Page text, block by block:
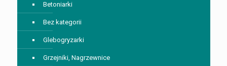
Betoniarki
Bez kategorii
Glebogryzarki
Grzejniki, Nagrzewnice